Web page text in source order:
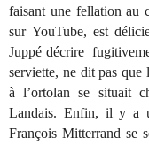
faisant une fellation au
sur YouTube, est
Juppé décrire
serviette, ne dit pas que
à l’ortolan se situait
Landais. Enfin, il y a
François Mitterrand se